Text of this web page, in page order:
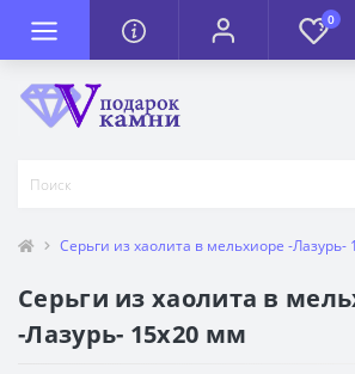
0
Серьги из хаолита в мельхиоре -Лазурь-
Серьги из хаолита в
-Лазурь- 15х20 мм